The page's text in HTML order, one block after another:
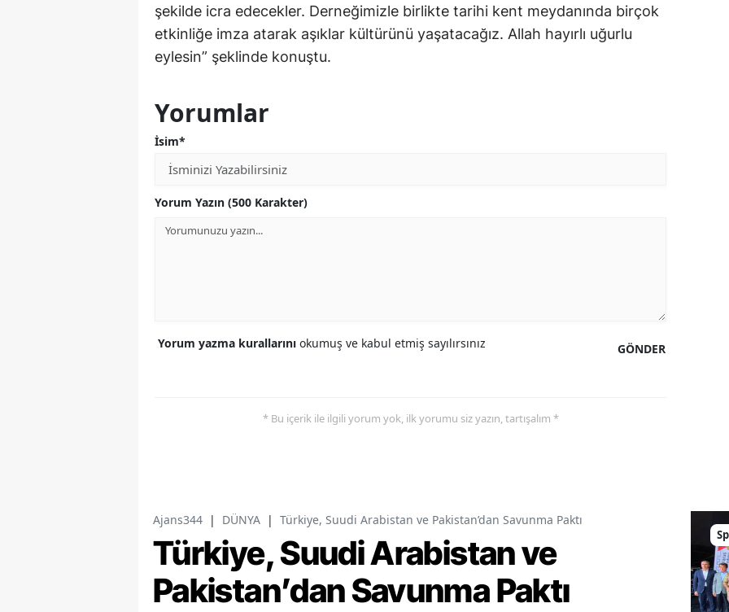
şekilde icra edecekler. Derneğimizle birlikte tarihi kent meydanında birçok
etkinliğe imza atarak aşıklar kültürünü yaşatacağız. Allah hayırlı uğurlu
eylesin” şeklinde konuştu.
Yorumlar
İsim*
Yorum Yazın (500 Karakter)
GÖNDER
Yorum yazma kurallarını okumuş ve kabul etmiş sayılırsınız
* Bu içerik ile ilgili yorum yok, ilk yorumu siz yazın, tartışalım *
Ajans344 | DÜNYA | Türkiye, Suudi Arabistan ve Pakistan’dan Savunma Paktı
Türkiye, Suudi Arabistan ve
Pakistan’dan Savunma Paktı